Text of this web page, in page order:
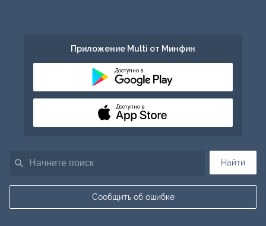
Найти
Сообщить об ошибке
Приложение Multi от Минфин
Доступно в
Доступно в